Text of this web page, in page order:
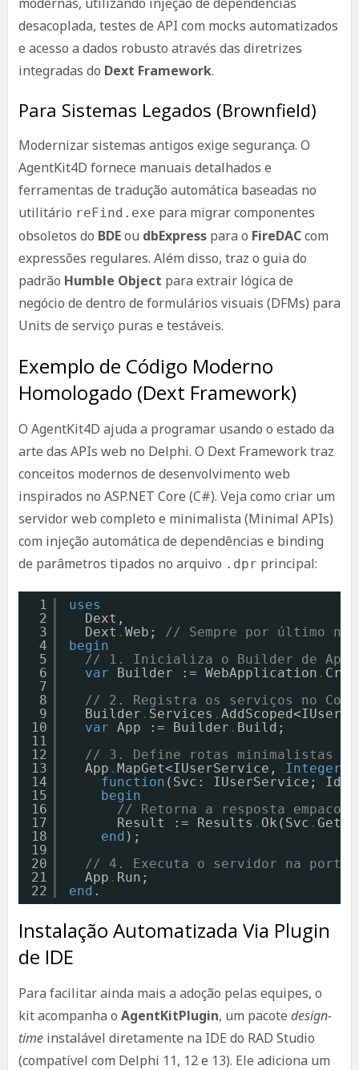
desacoplada, testes de API com mocks automatizados
e acesso a dados robusto através das diretrizes
integradas do Dext Framework.
Para Sistemas Legados (Brownfield)
Modernizar sistemas antigos exige segurança. O
AgentKit4D fornece manuais detalhados e
ferramentas de tradução automática baseadas no
utilitário reFind.exe para migrar componentes
obsoletos do BDEou dbExpresspara o FireDACcom
expressões regulares. Além disso, traz o guia do
padrão Humble Object para extrair lógica de
negócio de dentro de formulários visuais (DFMs) para
Units de serviço puras e testáveis.
Exemplo de Código Moderno
Homologado (Dext Framework)
O AgentKit4D ajuda a programar usando o estado da
arte das APIs web no Delphi. O Dext Framework traz
conceitos modernos de desenvolvimento web
inspirados no ASP.NET Core (C#). Veja como criar um
servidor web completo e minimalista (Minimal APIs)
com injeção automática de dependências e binding
de parâmetros tipados no arquivo .dpr principal:
1
2
3
4
5
6
7
8
9
10
11
12
13
14
15
16
17
18
19
20
21
22
uses
Dext,
Dext . Web; // Sempre por último
begin
// 1. Inicializa o Builder de
var
Builder := WebApplication .
// 2. Registra os serviços no
Builder . Services .
var App := Builder . Build;
// 3. Define rotas minimalistas
App . MapGet<IUserService, Integer
function (Svc: IUserService; Id:
begin
// Retorna a resposta
Result := Results . Ok(Svc .
end );
// 4. Executa o servidor na porta
App . Run;
end .
Instalação Automatizada Via Plugin
de IDE
Para facilitar ainda mais a adoção pelas equipes, o
kit acompanha o AgentKitPlugin, um pacote design-
timeinstalável diretamente na IDE do RAD Studio
(compatível com Delphi 11, 12 e 13). Ele adiciona um